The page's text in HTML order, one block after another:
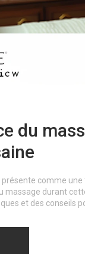
du
présente comme
massage durant
et des conseils